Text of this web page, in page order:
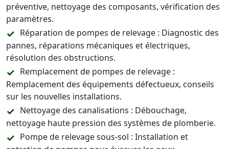
préventive, nettoyage des composants, vérification des
paramètres.
Réparation de pompes de relevage : Diagnostic des
pannes, réparations mécaniques et électriques,
résolution des obstructions.
Remplacement de pompes de relevage :
Remplacement des équipements défectueux, conseils
sur les nouvelles installations.
Nettoyage des canalisations : Débouchage,
nettoyage haute pression des systèmes de plomberie.
Pompe de relevage sous-sol : Installation et